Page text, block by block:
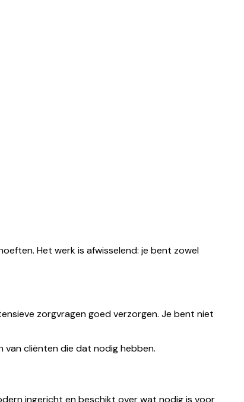
Het werk is afwisselend: je bent zowel
zorgvragen goed verzorgen. Je bent niet
cliënten die dat nodig hebben.
ingericht en beschikt over wat nodig is voor